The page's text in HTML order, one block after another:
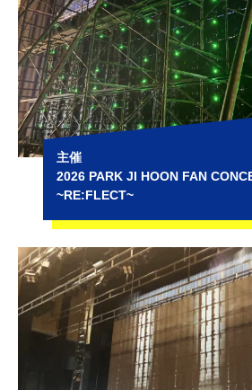
主催
2026 PARK JI HOON FAN
~RE:FLECT~